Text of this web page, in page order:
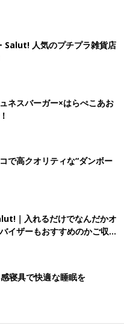
Salut! 人気のプチプラ雑貨店
ネスバーガー×はらぺこあお
で高クオリティな“ダンボー
｜入れるだけでなんだかオ
イザーもおすすめのかご収納
寝具で快適な睡眠を